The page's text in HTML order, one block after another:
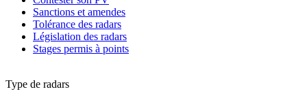
Sanctions et amendes
Tolérance des radars
Législation des radars
Stages permis à points
Type de radars